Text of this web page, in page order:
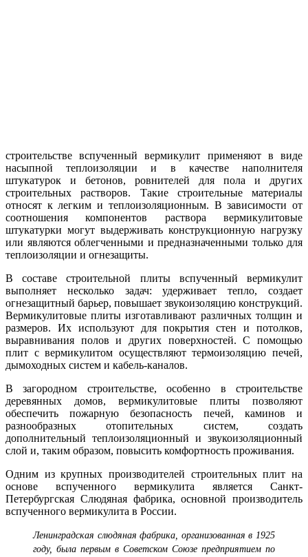
строительстве вспученный вермикулит применяют в виде
насыпной теплоизоляции и в качестве наполнителя
штукатурок и бетонов, ровнителей для пола и других
строительных растворов. Такие строительные материалы
относят к легким и теплоизоляционным. В зависимости от
соотношения компонентов раствора вермикулитовые
штукатурки могут выдерживать конструкционную нагрузку
или являются облегченными и предназначенными только для
теплоизоляции и огнезащиты.
В составе строительной плиты вспученный вермикулит
выполняет несколько задач: удерживает тепло, создает
огнезащитный барьер, повышает звукоизоляцию конструкций.
Вермикулитовые плиты изготавливают различных толщин и
размеров. Их используют для покрытия стен и потолков,
выравнивания полов и других поверхностей. С помощью
плит с вермикулитом осуществляют термоизоляцию печей,
дымоходных систем и кабель-каналов.
В загородном строительстве, особенно в строительстве
деревянных домов, вермикулитовые плиты позволяют
обеспечить пожарную безопасность печей, каминов и
разнообразных отопительных систем, создать
дополнительный теплоизоляционный и звукоизоляционный
слой и, таким образом, повысить комфортность проживания.
Одним из крупных производителей строительных плит на
основе вспученного вермикулита является Санкт-
Петербургская Слюдяная фабрика, основной производитель
вспученного вермикулита в России.
Ленинградская слюдяная фабрика, организованная в 1925
году, была первым в Советском Союзе предприятием по